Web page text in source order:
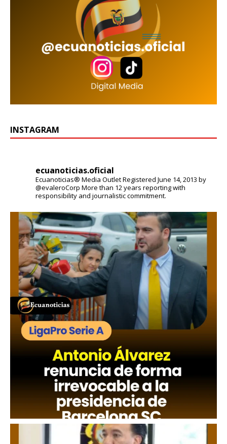
INSTAGRAM
ecuanoticias.oficial
Ecuanoticias® Media OutletRegistered June 14, 2013 by
@evaleroCorp More than 12 years reporting with
responsibility and journalistic commitment.